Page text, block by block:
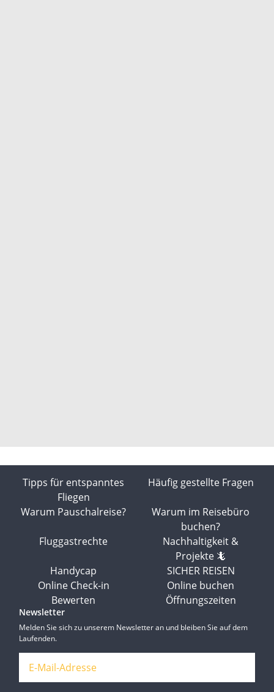
Tipps für entspanntes
Fliegen
Häufig gestellte Fragen
Warum Pauschalreise?
Warum im Reisebüro
buchen?
Fluggastrechte
Nachhaltigkeit &
Projekte 🦎
Handycap
SICHER REISEN
Online Check-in
Online buchen
Bewerten
Öffnungszeiten
Newsletter
Melden Sie sich zu unserem Newsletter an und bleiben Sie auf dem
Laufenden.